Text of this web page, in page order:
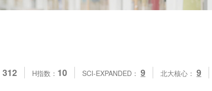
312 H指数： 10 SCI-EXPANDED： 9 北大核心： 9